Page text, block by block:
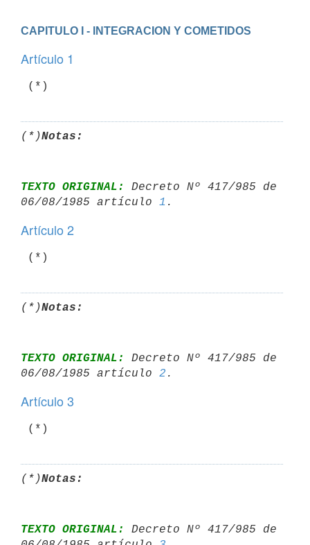
CAPITULO I - INTEGRACION Y COMETIDOS
Artículo 1
(*)
(*)Notas:
TEXTO ORIGINAL:
Decreto Nº 417/985 de
06/08/1985 artículo 1
Artículo 2
(*)
(*)Notas:
TEXTO ORIGINAL:
Decreto Nº 417/985 de
06/08/1985 artículo 2
Artículo 3
(*)
(*)Notas:
TEXTO ORIGINAL:
Decreto Nº 417/985 de